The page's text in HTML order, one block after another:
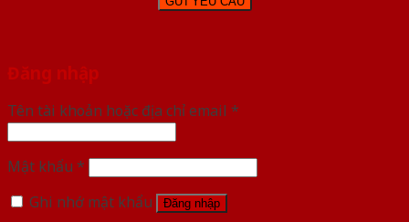
Đăng nhập
Tên tài khoản hoặc địa chỉ email *
Mật khẩu *
Ghi nhớ mật khẩu
Đăng nhập